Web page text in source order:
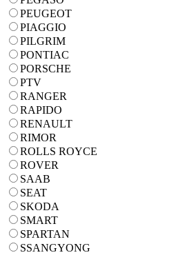
PEUGEOT
PIAGGIO
PILGRIM
PONTIAC
PORSCHE
PTV
RANGER
RAPIDO
RENAULT
RIMOR
ROLLS ROYCE
ROVER
SAAB
SEAT
SKODA
SMART
SPARTAN
SSANGYONG